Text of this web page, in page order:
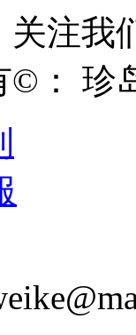
关注我
©： 珍